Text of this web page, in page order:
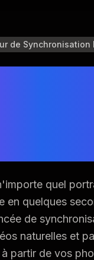
de Synchronisation
quel
en quelques
de
naturelles et
partir de vos